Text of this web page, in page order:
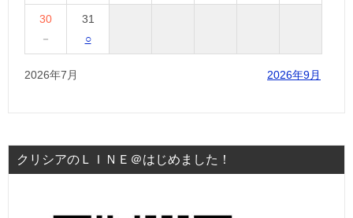
30
－
31
○
2026年7月 2026年9月
クリシアのＬＩＮＥ＠はじめました！